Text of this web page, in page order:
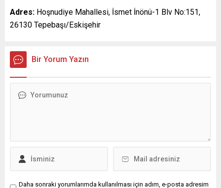
Adres: Hoşnudiye Mahallesi, İsmet İnönü-1 Blv No:151,
26130 Tepebaşı/Eskişehir
Bir Yorum Yazın
Daha sonraki yorumlarımda kullanılması için adım, e-posta adresim